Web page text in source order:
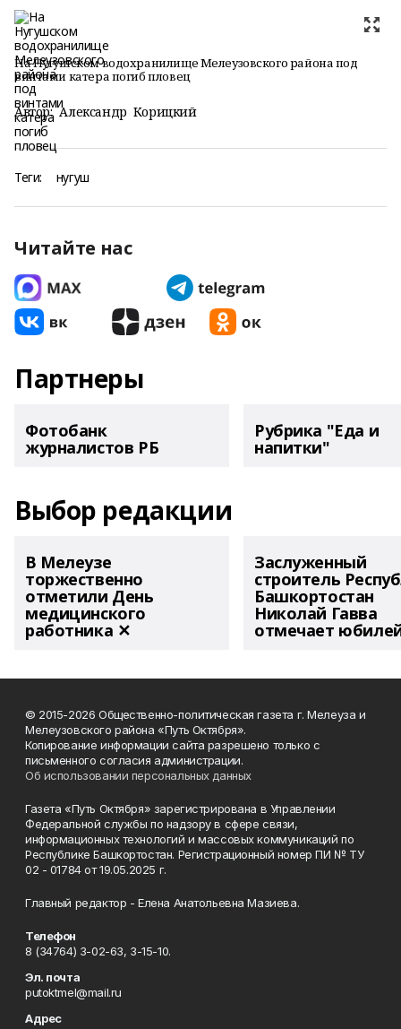
На Нугушском водохранилище Мелеузовского района под
винтами катера погиб пловец
Автор: Александр Корицкий
Теги: нугуш
Читайте нас
Партнеры
Фотобанк
журналистов РБ
Рубрика "Еда и
напитки"
Выбор редакции
В Мелеузе
торжественно
отметили День
медицинского
работника ✕
Заслуженный
строитель
Башкортостан
Николай Гавва
отмечает
© 2015-2026 Общественно-политическая газета г. Мелеуза и
Мелеузовского района «Путь Октября».
Копирование информации сайта разрешено только с
письменного согласия администрации.
Об использовании персональных данных
Газета «Путь Октября» зарегистрирована в Управлении
Федеральной службы по надзору в сфере связи,
информационных технологий и массовых коммуникаций по
Республике Башкортостан. Регистрационный номер ПИ № ТУ
02 - 01784 от 19.05.2025 г.
Главный редактор - Елена Анатольевна Мазиева.
Телефон
8 (34764) 3-02-63, 3-15-10.
Эл. почта
putoktmel@mail.ru
Адрес